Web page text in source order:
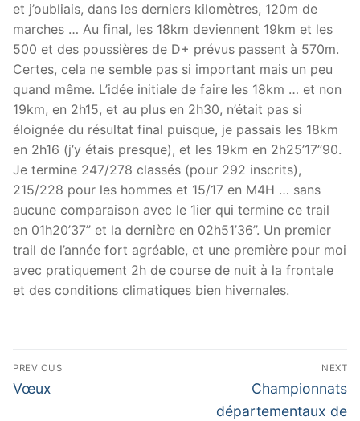
et j’oubliais, dans les derniers kilomètres, 120m de
marches … Au final, les 18km deviennent 19km et les
500 et des poussières de D+ prévus passent à 570m.
Certes, cela ne semble pas si important mais un peu
quand même. L’idée initiale de faire les 18km … et non
19km, en 2h15, et au plus en 2h30, n’était pas si
éloignée du résultat final puisque, je passais les 18km
en 2h16 (j’y étais presque), et les 19km en 2h25’17’’90.
Je termine 247/278 classés (pour 292 inscrits),
215/228 pour les hommes et 15/17 en M4H … sans
aucune comparaison avec le 1ier qui termine ce trail
en 01h20’37’’ et la dernière en 02h51’36’’. Un premier
trail de l’année fort agréable, et une première pour moi
avec pratiquement 2h de course de nuit à la frontale
et des conditions climatiques bien hivernales.
Navigation
de
PREVIOUS
Previous
Vœux
NEXT
Next
post:
Championnats
départementaux de